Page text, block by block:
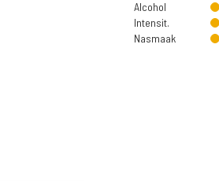
Alcohol
Intensit.
Nasmaak